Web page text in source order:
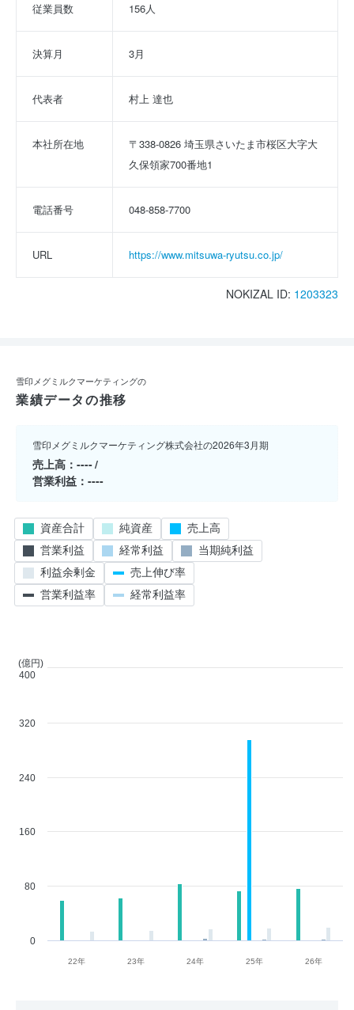
従業員数 156人
決算月 3月
代表者 村上 達也
本社所在地
〒338-0826 埼玉県さいたま市桜区大字大
久保領家700番地1
電話番号 048-858-7700
URL https://www.mitsuwa-ryutsu.co.jp/
NOKIZAL ID: 1203323
雪印メグミルクマーケティングの
業績データの推移
雪印メグミルクマーケティング株式会社の2026年3月期
売上高
----
営業利益
----
22年 23年 24年 25年 26年
0
80
160
240
320
(億円)
400
資産合計 純資産
売上高
営業利益
経常利益
当期純利益
利益余剰金
売上伸び率
営業利益率
経常利益率